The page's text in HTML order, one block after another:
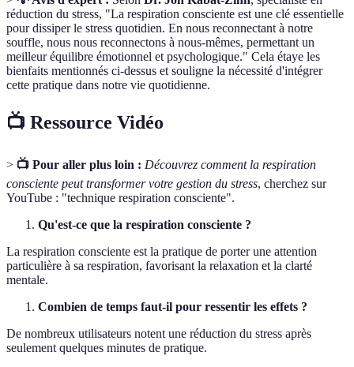
réduction du stress, "La respiration consciente est une clé essentielle
pour dissiper le stress quotidien. En nous reconnectant à notre
souffle, nous nous reconnectons à nous-mêmes, permettant un
meilleur équilibre émotionnel et psychologique." Cela étaye les
bienfaits mentionnés ci-dessus et souligne la nécessité d'intégrer
cette pratique dans notre vie quotidienne.
📺 Ressource Vidéo
> 📺 Pour aller plus loin : Découvrez comment la respiration
consciente peut transformer votre gestion du stress, cherchez sur
YouTube : "technique respiration consciente".
Qu'est-ce que la respiration consciente ?
La respiration consciente est la pratique de porter une attention
particulière à sa respiration, favorisant la relaxation et la clarté
mentale.
Combien de temps faut-il pour ressentir les effets ?
De nombreux utilisateurs notent une réduction du stress après
seulement quelques minutes de pratique.